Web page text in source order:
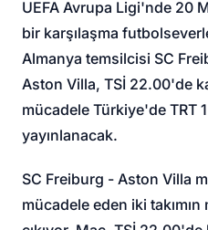
UEFA Avrupa Ligi'nde 20
bir karşılaşma
Almanya temsilcisi SC
Aston Villa, TSİ 22.00'de
mücadele Türkiye'de TRT
yayınlanacak.
SC Freiburg - Aston Villa
mücadele eden iki